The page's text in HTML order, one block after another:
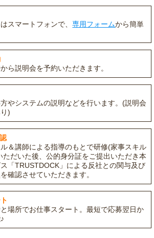
スマートフォンで、専用フォームから簡単
ら説明会を予約いただきます。
やシステムの説明などを行います。(説明会
)
＆講師による指導のもとで研修(家事スキル
ただいた後、公的身分証をご提出いただき本
「TRUSTDOCK」による反社との関与及び
確認させていただきます。
場所でお仕事スタート。最短で応募翌日か